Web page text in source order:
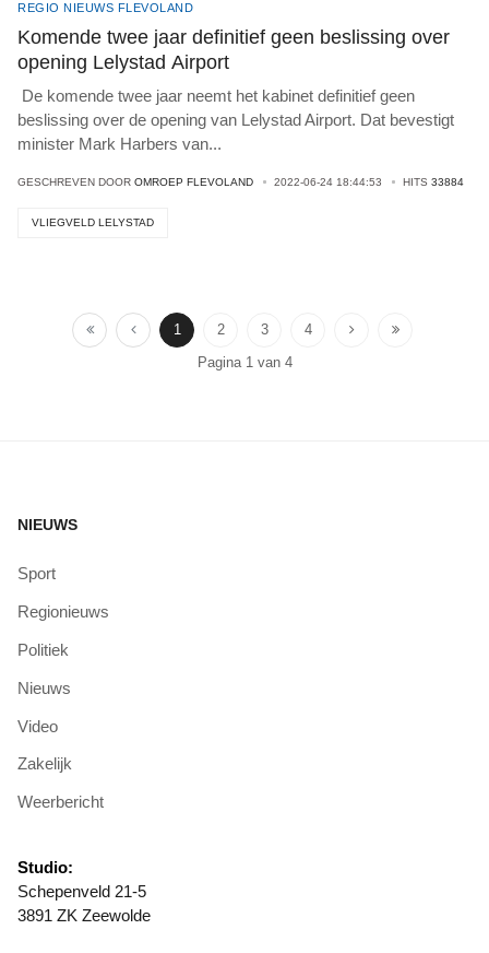
REGIO NIEUWS FLEVOLAND
Komende twee jaar definitief geen beslissing over
opening Lelystad Airport
De komende twee jaar neemt het kabinet definitief geen
beslissing over de opening van Lelystad Airport. Dat bevestigt
minister Mark Harbers van...
GESCHREVEN DOOR OMROEP FLEVOLAND 2022-06-24 18:44:53 HITS 33884
VLIEGVELD LELYSTAD
1 2 3
4
Pagina 1 van 4
NIEUWS
Sport
Regionieuws
Politiek
Nieuws
Video
Zakelijk
Weerbericht
Studio:
Schepenveld 21-5
3891 ZK Zeewolde